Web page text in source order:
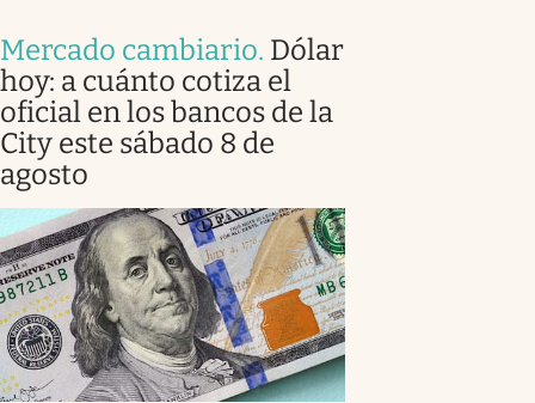
Mercado cambiario. Dólar
hoy: a cuánto cotiza el
oficial en los bancos de la
City este sábado 8 de
agosto